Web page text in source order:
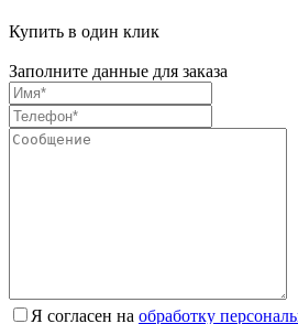
Купить в один клик
Заполните данные для заказа
Я согласен на обработку